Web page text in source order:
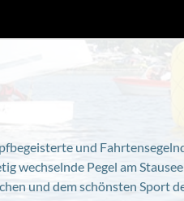
und
wechselnde Pegel am
und dem schönsten Sport